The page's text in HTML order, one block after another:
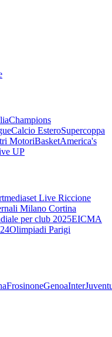
Champions
Calcio EsteroSupercoppa
MotoriBasketAmerica's
UP
Live Riccione
Milano Cortina
per club 2025EICMA
Olimpiadi Parigi
FrosinoneGenoaInter